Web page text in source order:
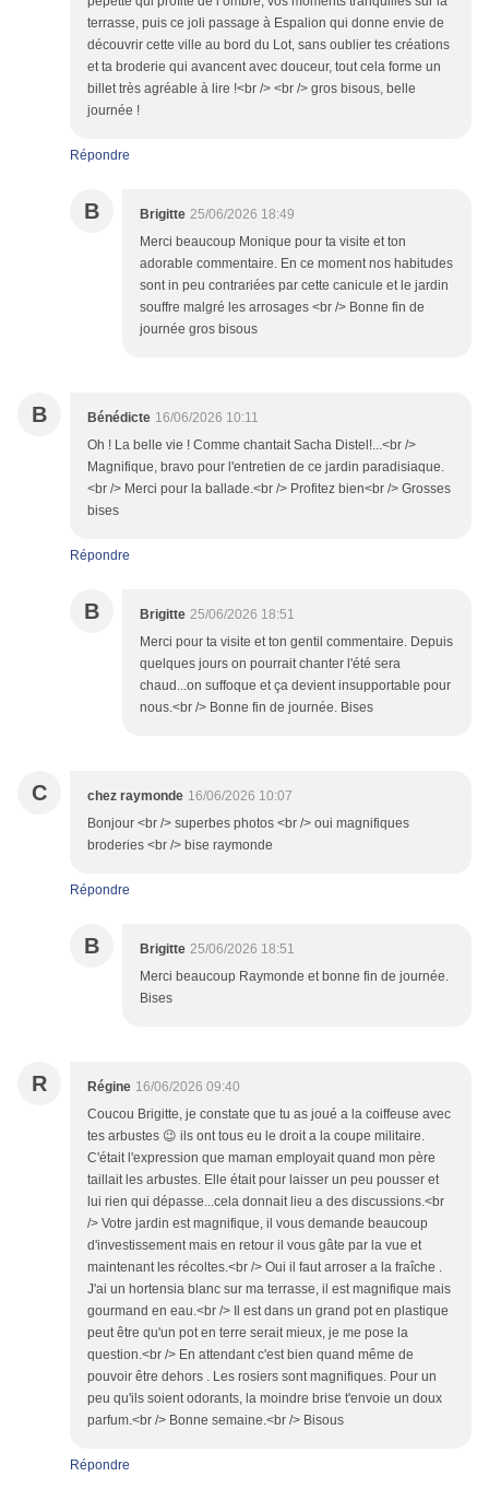
terrasse, puis ce joli passage à Espalion qui donne envie de
découvrir cette ville au bord du Lot, sans oublier tes créations
et ta broderie qui avancent avec douceur, tout cela forme un
billet très agréable à lire !<br /> <br /> gros bisous, belle
journée !
Répondre
B Brigitte 25/06/2026 18:49
Merci beaucoup Monique pour ta visite et ton
adorable commentaire. En ce moment nos habitudes
sont in peu contrariées par cette canicule et le jardin
souffre malgré les arrosages <br /> Bonne fin de
journée gros bisous
B Bénédicte 16/06/2026 10:11
Oh ! La belle vie ! Comme chantait Sacha Distel!...<br />
Magnifique, bravo pour l'entretien de ce jardin paradisiaque.
<br /> Merci pour la ballade.<br /> Profitez bien<br /> Grosses
bises
Répondre
B Brigitte 25/06/2026 18:51
Merci pour ta visite et ton gentil commentaire. Depuis
quelques jours on pourrait chanter l'été sera
chaud...on suffoque et ça devient insupportable pour
nous.<br /> Bonne fin de journée. Bises
C chez raymonde 16/06/2026 10:07
Bonjour <br /> superbes photos <br /> oui magnifiques
broderies <br /> bise raymonde
Répondre
B Brigitte 25/06/2026 18:51
Merci beaucoup Raymonde et bonne fin de journée.
Bises
R Régine 16/06/2026 09:40
Coucou Brigitte, je constate que tu as joué a la coiffeuse avec
tes arbustes 😉 ils ont tous eu le droit a la coupe militaire.
C'était l'expression que maman employait quand mon père
taillait les arbustes. Elle était pour laisser un peu pousser et
lui rien qui dépasse...cela donnait lieu a des discussions.<br
/> Votre jardin est magnifique, il vous demande beaucoup
d'investissement mais en retour il vous gâte par la vue et
maintenant les récoltes.<br /> Oui il faut arroser a la fraîche .
J'ai un hortensia blanc sur ma terrasse, il est magnifique mais
gourmand en eau.<br /> Il est dans un grand pot en plastique
peut être qu'un pot en terre serait mieux, je me pose la
question.<br /> En attendant c'est bien quand même de
pouvoir être dehors . Les rosiers sont magnifiques. Pour un
peu qu'ils soient odorants, la moindre brise t'envoie un doux
parfum.<br /> Bonne semaine.<br /> Bisous
Répondre